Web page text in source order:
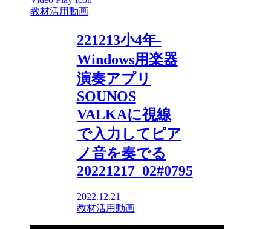
教材活用動画
221213小4年-
Windows用楽器
演奏アプリ
SOUNOS
VALKAに視線
で入力してピア
ノ音を奏でる
20221217_02#0795
2022.12.21
教材活用動画